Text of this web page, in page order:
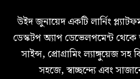
উইদ জুনায়েদ একটি লার্নিং
ডেস্কটপ অ্যাপ ডেভেলপমেন্ট
সাইন্স, প্রোগ্রামিং ল্যাঙ্গুয়েজ সহ
সহজে, স্বাচ্ছন্দ্যে এবং